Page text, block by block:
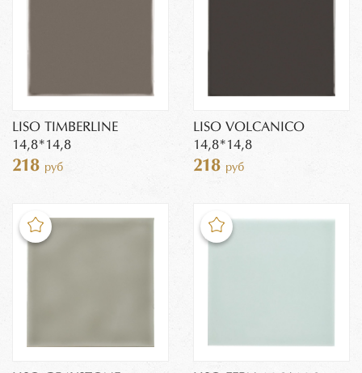
LISO TIMBERLINE
14,8*14,8
218 руб
LISO VOLCANICO
14,8*14,8
218 руб